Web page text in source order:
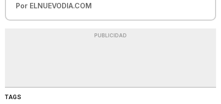
Por ELNUEVODIA.COM
PUBLICIDAD
TAGS